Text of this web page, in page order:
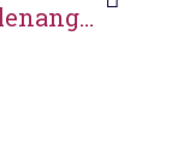
Schwellenangst?